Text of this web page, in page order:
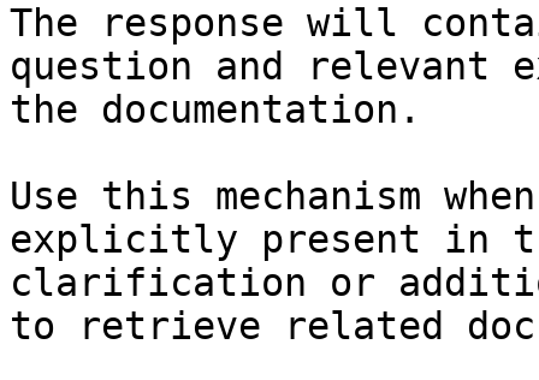
The response will
question and relevant
the documentation.
Use this mechanism
explicitly present in
clarification or